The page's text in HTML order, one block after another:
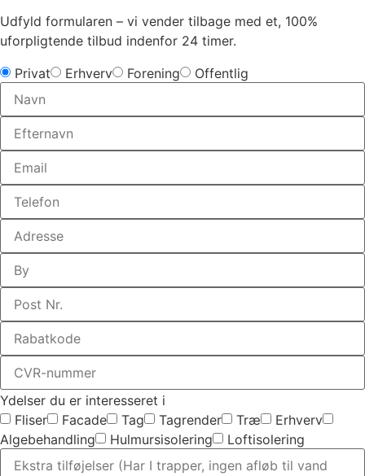
Udfyld formularen – vi vender tilbage med et, 100%
uforpligtende tilbud indenfor 24 timer.
Privat Erhverv Forening Offentlig
Ydelser du er interesseret i
Fliser
Facade Tag Tagrender Træ
Erhverv
Algebehandling
Hulmursisolering Loftisolering